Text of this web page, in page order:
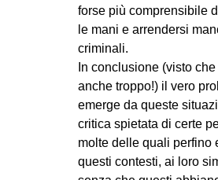
forse più comprensibile
le mani e arrendersi
criminali.
In conclusione (visto
anche troppo!) il vero
emerge da queste
critica spietata di certe
molte delle quali perfino
questi contesti, ai loro